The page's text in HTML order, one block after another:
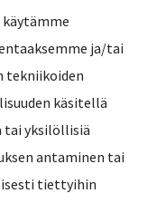
käytämme
ja/tai
tekniikoiden
käsitellä
tai yksilöllisiä
antaminen tai
tiettyihin